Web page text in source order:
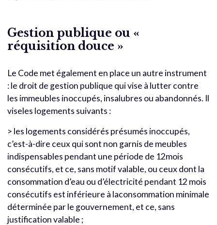
Gestion publique ou «
réquisition douce »
Le Code met également en place un autre instrument
: le droit de gestion publique qui vise à lutter contre
les immeubles inoccupés, insalubres ou abandonnés. Il
viseles logements suivants :
> les logements considérés présumés inoccupés,
c’est-à-dire ceux qui sont non garnis de meubles
indispensables pendant une période de 12mois
consécutifs, et ce, sans motif valable, ou ceux dont la
consommation d’eau ou d’électricité pendant 12 mois
consécutifs est inférieure à laconsommation minimale
déterminée par le gouvernement, et ce, sans
justification valable ;